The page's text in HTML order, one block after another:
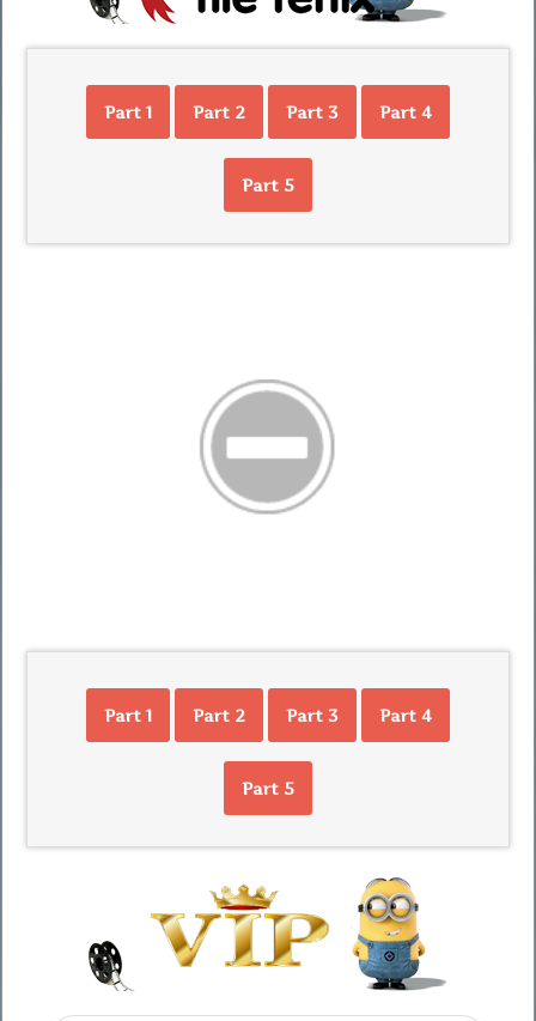
Part 1 Part 2 Part 3 Part 4
Part 5
Part 1 Part 2 Part 3 Part 4
Part 5